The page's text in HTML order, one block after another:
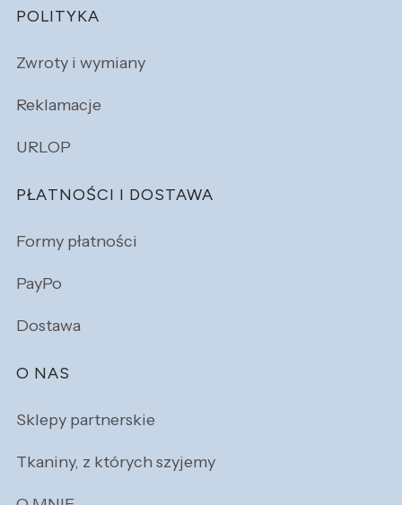
POLITYKA
Zwroty i wymiany
Reklamacje
URLOP
PŁATNOŚCI I DOSTAWA
Formy płatności
PayPo
Dostawa
O NAS
Sklepy partnerskie
Tkaniny, z których szyjemy